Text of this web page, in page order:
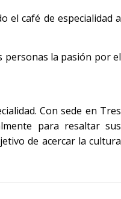
el café de especialidad a
personas la pasión por el
Con sede en Tres
para resaltar sus
de acercar la cultura